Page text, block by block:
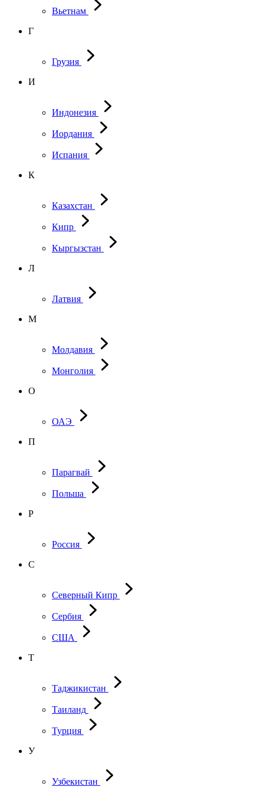
Вьетнам
Г
Грузия
И
Индонезия
Иордания
Испания
К
Казахстан
Кипр
Кыргызстан
Л
Латвия
М
Молдавия
Монголия
О
ОАЭ
П
Парагвай
Польша
Р
Россия
С
Северный Кипр
Сербия
США
Т
Таджикистан
Таиланд
Турция
У
Узбекистан